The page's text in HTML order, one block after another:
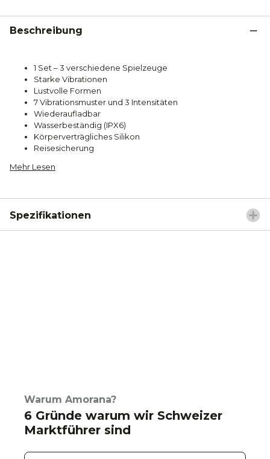
Beschreibung
1 Set – 3 verschiedene Spielzeuge
Starke Vibrationen
Lustvolle Formen
7 Vibrationsmuster und 3 Intensitäten
Wiederaufladbar
Wasserbeständig (IPX6)
Körperverträgliches Silikon
Reisesicherung
Mehr Lesen
Spezifikationen
Warum Amorana?
6 Gründe warum wir Schweizer
Marktführer sind